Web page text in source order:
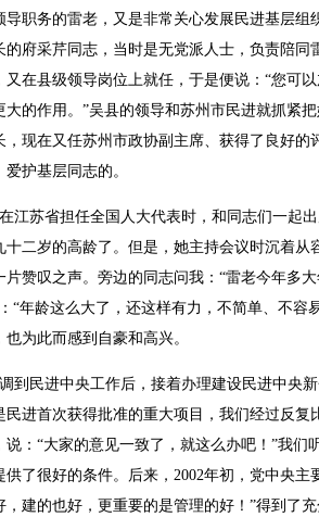
务的雷老，又是非常关心发展民进基层组
的府采芹同志，当时是无党派人士，负责陪同
又在县级领导岗位上就任，于是便说：“您可
大的作用。”吴县的领导和苏州市民进就抓紧
，现在又任苏州市政协副主席、获得了良好的
护基层同志的。
苏省担任全国人大代表时，和同志们一起
十二岁的高龄了。但是，她主持会议时沉着从
片赞叹之声。旁边的同志问我：“雷老今年多
“年龄这么大了，还这样有力，不简单、不容
为此而感到自豪和高兴。
民进中央工作后，接着办理建设民进中央
民进首次获得批准的重大项目，我们经过反复
说：“大家的意见一致了，就这么办吧！”我们
供了很好的条件。后来，2002年初，党中央主
，建的也好，更重要的是管理的好！”得到了